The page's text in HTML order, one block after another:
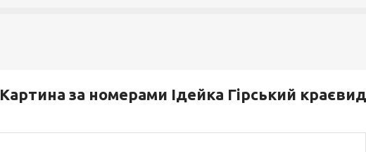
Картина за номерами Ідейка Гірський